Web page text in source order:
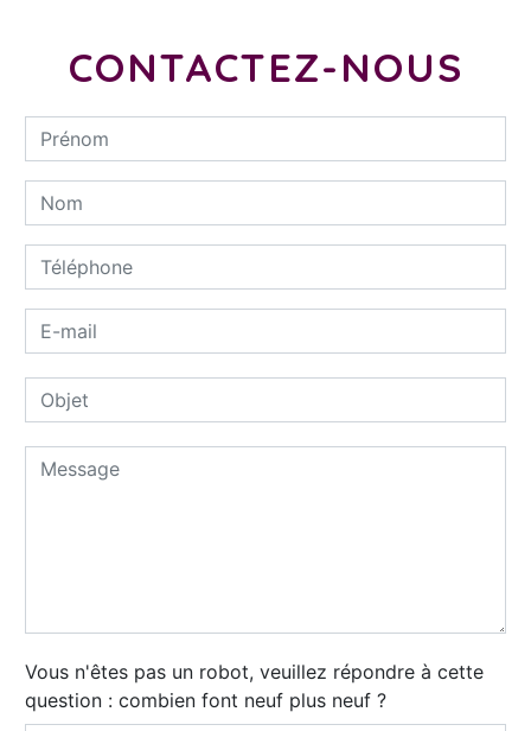
CONTACTEZ-NOUS
Vous n'êtes pas un robot, veuillez répondre à cette
question : combien font neuf plus neuf ?